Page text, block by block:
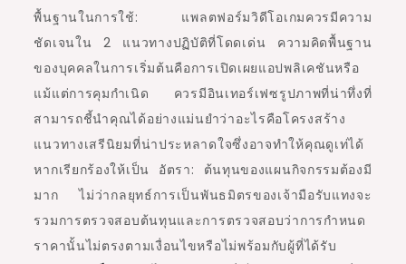
พื้นฐานในการใช้: แพลตฟอร์มวิดีโอเกมควรมีความ
ชัดเจนใน 2 แนวทางปฏิบัติที่โดดเด่น ความคิดพื้นฐาน
ของบุคคลในการเริ่มต้นคือการเปิดเผยแอปพลิเคชันหรือ
แม้แต่การคุมกำเนิด ควรมีอินเทอร์เฟซรูปภาพที่น่าทึ่งที่
สามารถชี้นำคุณได้อย่างแม่นยำว่าอะไรคือโครงสร้าง
แนวทางเสรีนิยมที่น่าประหลาดใจซึ่งอาจทำให้คุณดูเท่ได้
หากเรียกร้องให้เป็น อัตรา: ต้นทุนของแผนกิจกรรมต้องมี
มาก ไม่ว่ากลยุทธ์การเป็นพันธมิตรของเจ้ามือรับแทงจะ
รวมการตรวจสอบต้นทุนและการตรวจสอบว่าการกำหนด
ราคานั้นไม่ตรงตามเงื่อนไขหรือไม่พร้อมกับผู้ที่ได้รับ